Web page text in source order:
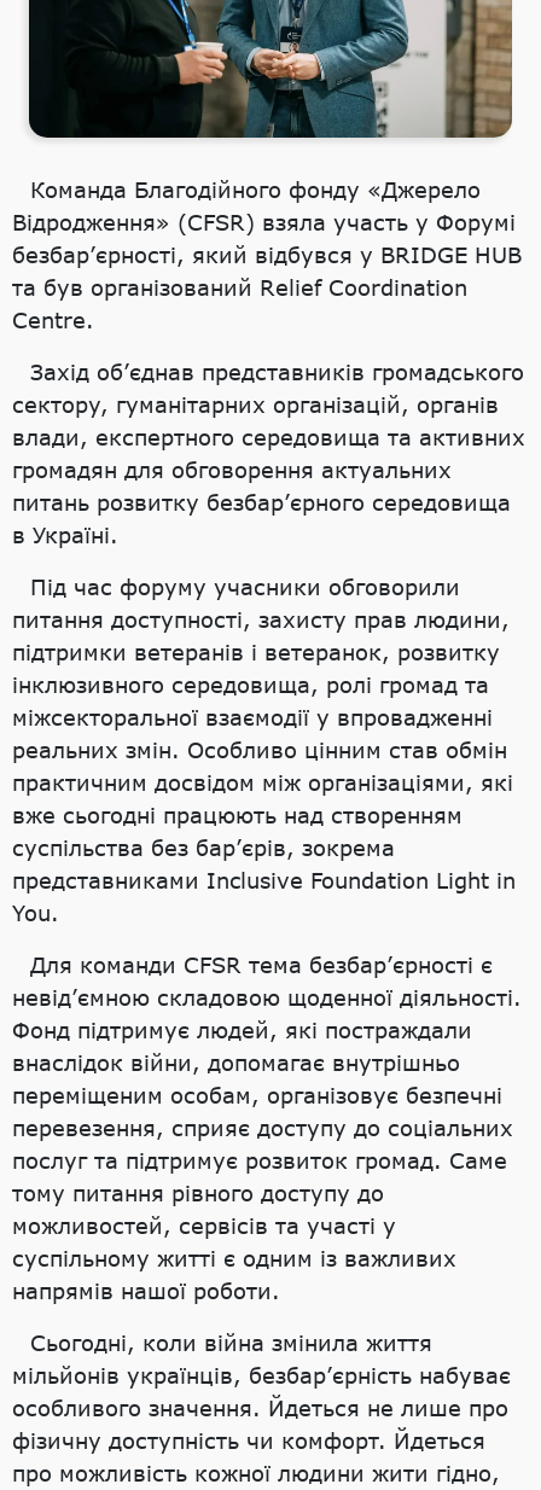
Команда Благодійного фонду «Джерело
Відродження» (CFSR) взяла участь у Форумі
безбар’єрності, який відбувся у BRIDGE HUB
та був організований Relief Coordination
Centre.
Захід об’єднав представників громадського
сектору, гуманітарних організацій, органів
влади, експертного середовища та активних
громадян для обговорення актуальних
питань розвитку безбар’єрного середовища
в Україні.
Під час форуму учасники обговорили
питання доступності, захисту прав людини,
підтримки ветеранів і ветеранок, розвитку
інклюзивного середовища, ролі громад та
міжсекторальної взаємодії у впровадженні
реальних змін. Особливо цінним став обмін
практичним досвідом між організаціями, які
вже сьогодні працюють над створенням
суспільства без бар’єрів, зокрема
представниками Inclusive Foundation Light in
You.
Для команди CFSR тема безбар’єрності є
невід’ємною складовою щоденної діяльності.
Фонд підтримує людей, які постраждали
внаслідок війни, допомагає внутрішньо
переміщеним особам, організовує безпечні
перевезення, сприяє доступу до соціальних
послуг та підтримує розвиток громад. Саме
тому питання рівного доступу до
можливостей, сервісів та участі у
суспільному житті є одним із важливих
напрямів нашої роботи.
Сьогодні, коли війна змінила життя
мільйонів українців, безбар’єрність набуває
особливого значення. Йдеться не лише про
фізичну доступність чи комфорт. Йдеться
про можливість кожної людини жити гідно,